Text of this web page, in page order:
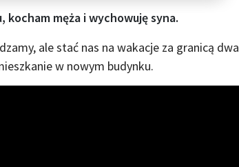
kocham męża i wychowuję syna.
ale stać nas na wakacje za granicą dwa
w nowym budynku.